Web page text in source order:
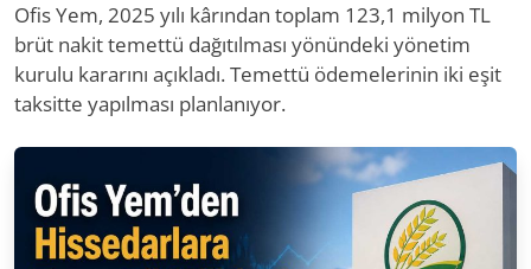
Ofis Yem, 2025 yılı kârından toplam 123,1 milyon TL
brüt nakit temettü dağıtılması yönündeki yönetim
kurulu kararını açıkladı. Temettü ödemelerinin iki eşit
taksitte yapılması planlanıyor.